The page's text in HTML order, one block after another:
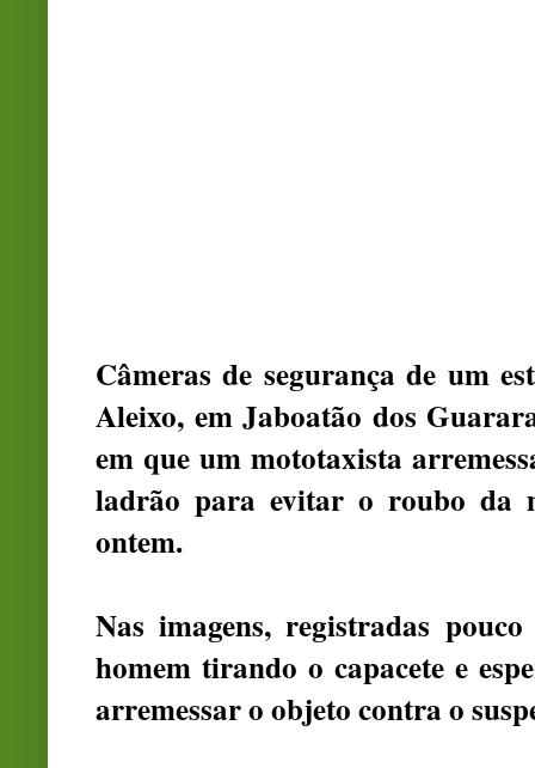
Câmeras de segurança de um
Aleixo, em Jaboatão dos
em que um mototaxista
ladrão para evitar o roubo da
ontem.
Nas imagens, registradas
homem tirando o capacete e
arremessar o objeto contra o